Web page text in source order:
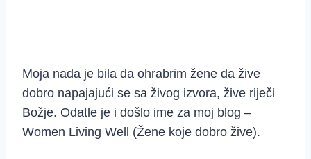
Moja nada je bila da ohrabrim žene da žive
dobro napajajući se sa živog izvora, žive riječi
Božje. Odatle je i došlo ime za moj blog –
Women Living Well (Žene koje dobro žive).